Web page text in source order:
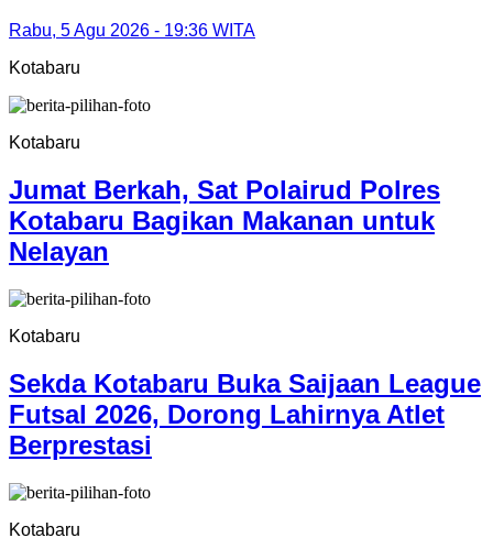
Rabu, 5 Agu 2026 - 19:36 WITA
Kotabaru
Kotabaru
Jumat Berkah, Sat Polairud Polres
Kotabaru Bagikan Makanan untuk
Nelayan
Kotabaru
Sekda Kotabaru Buka Saijaan League
Futsal 2026, Dorong Lahirnya Atlet
Berprestasi
Kotabaru